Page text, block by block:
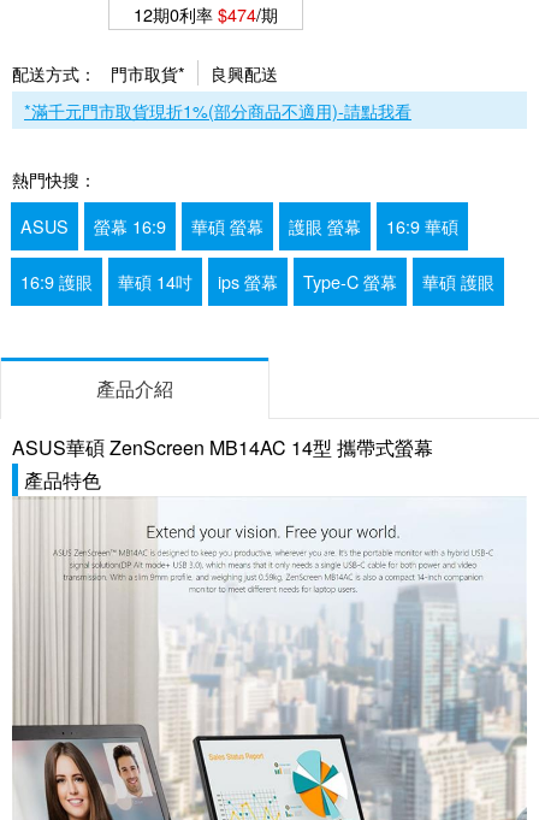
12期0利率$474/期
配送方式： 門市取貨*
良興配送
*滿千元門市取貨現折1%(部分商品不適用)-請點我看
熱門快搜：
ASUS
螢幕 16:9 華碩 螢幕 護眼 螢幕 16:9 華碩
16:9 護眼 華碩 14吋 ips 螢幕 Type-C 螢幕 華碩 護眼
產品介紹
ASUS華碩 ZenScreen MB14AC 14型 攜帶式螢幕
產品特色